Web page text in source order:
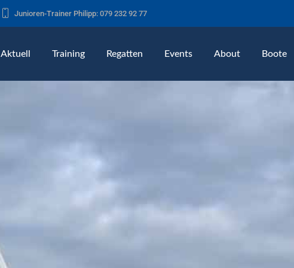
Junioren-Trainer Philipp: 079 232 92 77
Aktuell Training Regatten Events About Boote